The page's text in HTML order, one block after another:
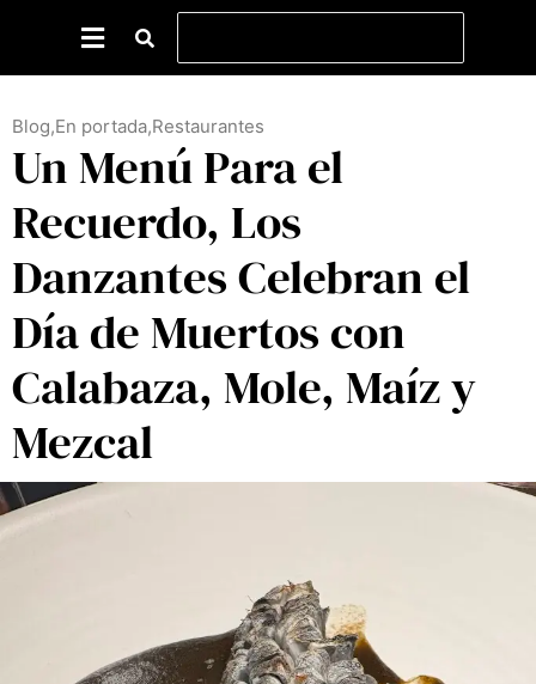
Blog,En portada,Restaurantes
Un Menú Para el
Recuerdo, Los
Danzantes Celebran el
Día de Muertos con
Calabaza, Mole, Maíz y
Mezcal